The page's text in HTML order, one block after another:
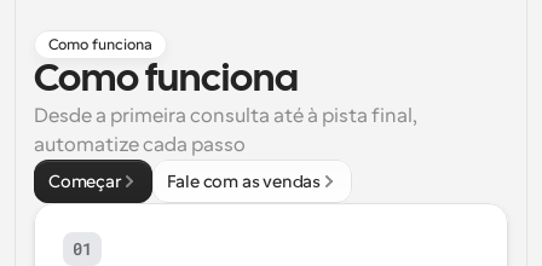
Agendamento potenciado com chamadas
impulsionadas por IA
Fluxos de trabalho
Automatizar agendamento e lembretes
Blogue
Mantenha-se atualizado com as últimas notícias e
atualizações
Reunião com clientes em minutos
Como funciona
Como funciona
Desde a primeira consulta até à pista final,
automatize cada passo
Começar Fale com as vendas
01